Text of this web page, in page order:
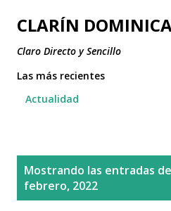
Ir al contenido
CLARÍN
Claro Directo y Sencillo
Las más recientes
Actualidad
Mostrando las entradas de
febrero, 2022